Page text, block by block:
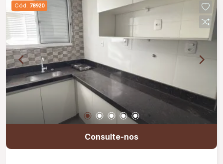
Cód. 78920
Consulte-nos